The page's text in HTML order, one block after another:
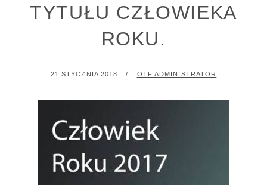
TYTUŁU CZŁOWIEKA
ROKU.
POSTED
21 STYCZNIA 2018 BY
OTF ADMINISTRATOR